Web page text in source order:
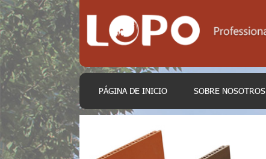
PÁGINA DE INICIO SOBRE NOSOTROS